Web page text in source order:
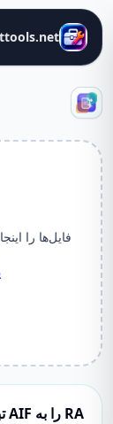
فایل‌ها را
RA را به AIF تبدیل کنید